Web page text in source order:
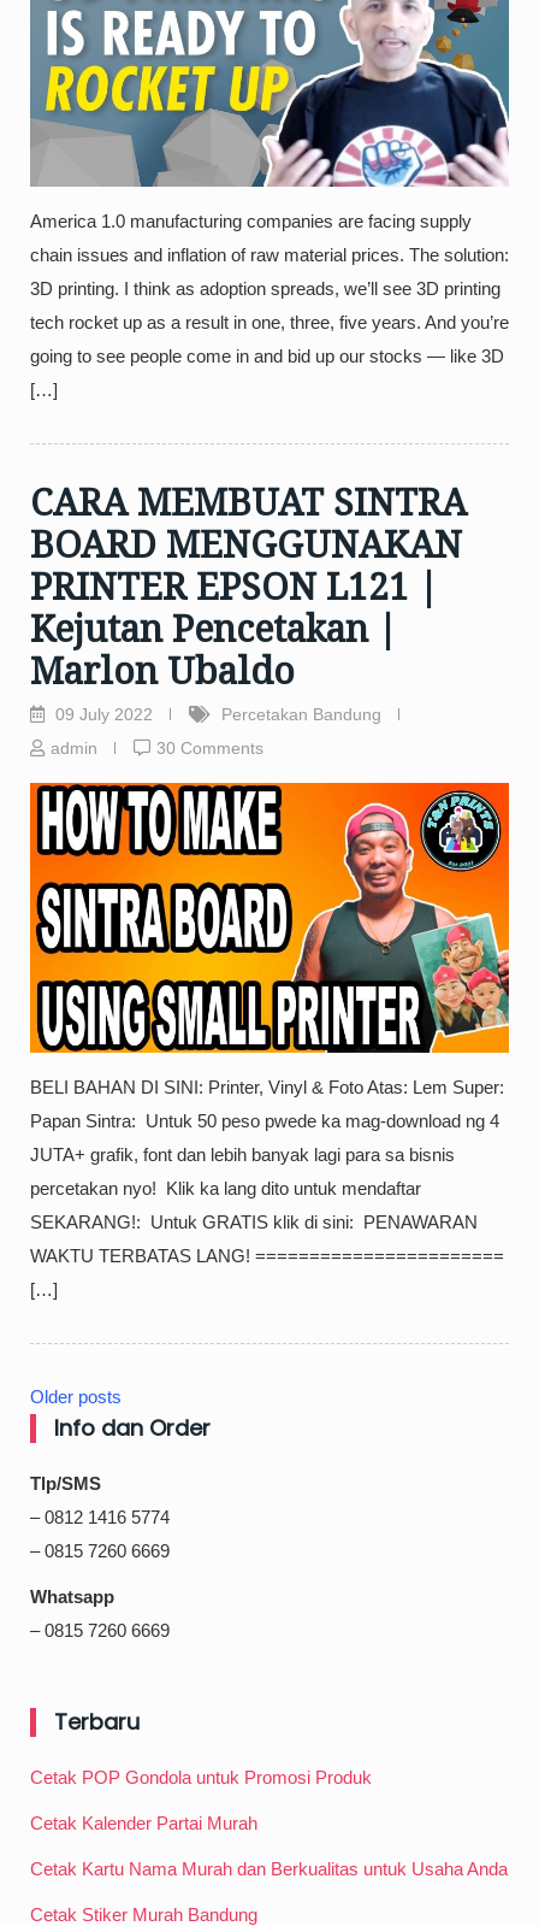
America 1.0 manufacturing companies are facing supply
chain issues and inflation of raw material prices. The solution:
3D printing. I think as adoption spreads, we’ll see 3D printing
tech rocket up as a result in one, three, five years. And you’re
going to see people come in and bid up our stocks — like 3D
[…]
CARA MEMBUAT SINTRA
BOARD MENGGUNAKAN
PRINTER EPSON L121 |
Kejutan Pencetakan |
Marlon Ubaldo
09 July 2022
Percetakan Bandung
admin
30 Comments
BELI BAHAN DI SINI: Printer, Vinyl & Foto Atas: Lem Super:
Papan Sintra: ️ Untuk 50 peso pwede ka mag-download ng 4
JUTA+ grafik, font dan lebih banyak lagi para sa bisnis
percetakan nyo! ️ Klik ka lang dito untuk mendaftar
SEKARANG!: ️ Untuk GRATIS klik di sini: ️ PENAWARAN
WAKTU TERBATAS LANG! ======================= ️
[…]
Posts
navigation
Older posts
Info dan Order
Tlp/SMS
– 0812 1416 5774
– 0815 7260 6669
Whatsapp
– 0815 7260 6669
Terbaru
Cetak POP Gondola untuk Promosi Produk
Cetak Kalender Partai Murah
Cetak Kartu Nama Murah dan Berkualitas untuk Usaha Anda
Cetak Stiker Murah Bandung